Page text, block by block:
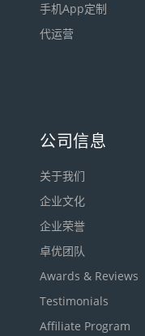
手机App定制
代运营
公司信息
关于我们
企业文化
企业荣誉
卓优团队
Awards & Reviews
Testimonials
Affiliate Program